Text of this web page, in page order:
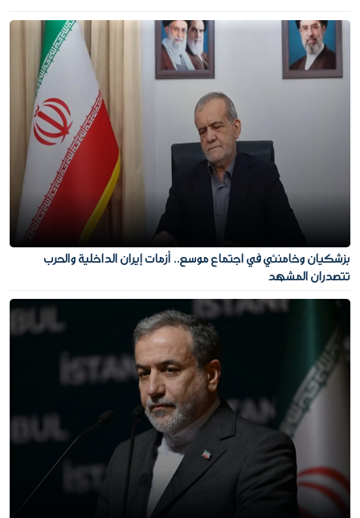
بزشكيان وخامنئي في اجتماع موسع.. أزمات إيران الداخلية والحرب
تتصدران المشهد